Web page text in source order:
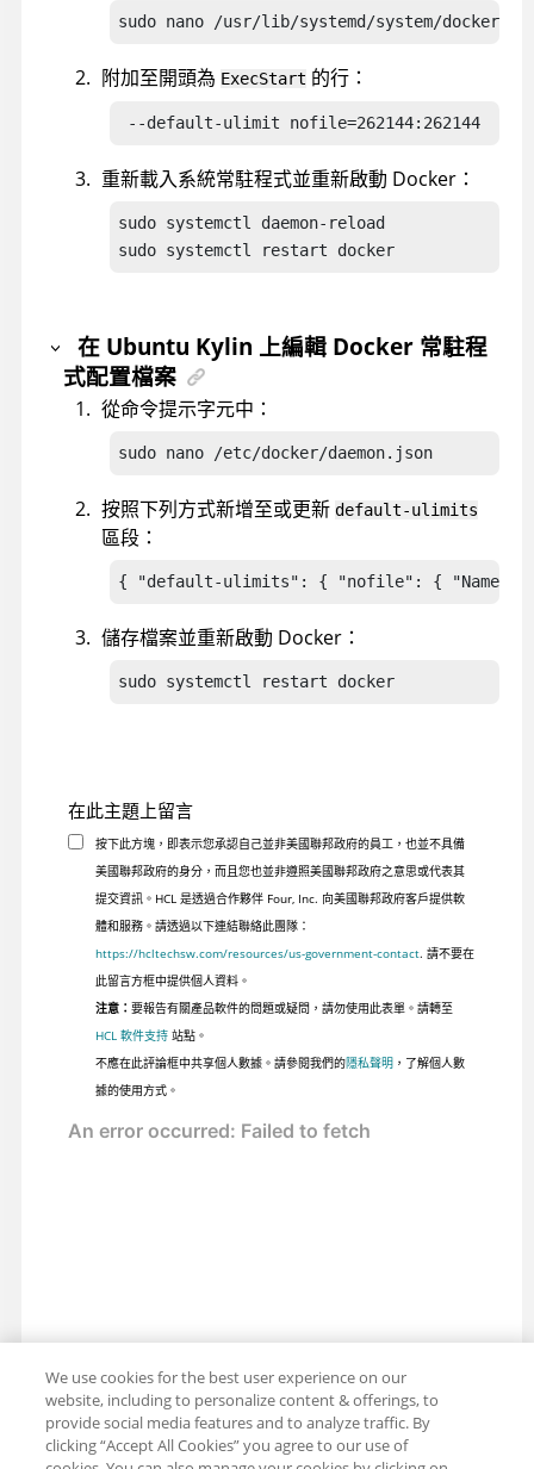
sudo nano /usr/lib/systemd/system/
附加至開頭為 ExecStart 的行：
--default-ulimit nofile=262144:262144
重新載入系統常駐程式並重新啟動 Docker：
sudo systemctl daemon-reload
sudo systemctl restart docker
在 Ubuntu Kylin 上編輯 Docker 常駐程
式配置檔案
從命令提示字元中：
sudo nano /etc/docker/daemon.json
按照下列方式新增至或更新 default-ulimits
區段：
{ "default-ulimits": { "nofile": { "Name:
儲存檔案並重新啟動 Docker：
sudo systemctl restart docker
在此主題上留言
按下此方塊，即表示您承認自己並非美國聯邦政府的員工，也並不具備
美國聯邦政府的身分，而且您也並非遵照美國聯邦政府之意思或代表其
提交資訊。HCL 是透過合作夥伴 Four, Inc. 向美國聯邦政府客戶提供軟
體和服務。請透過以下連結聯絡此團隊：
https://hcltechsw.com/resources/us-government-contact. 請不要在
此留言方框中提供個人資料。
注意： 要報告有關產品軟件的問題或疑問，請勿使用此表單。請轉至
HCL 軟件支持站點。
不應在此評論框中共享個人數據。請參閱我們的隱私聲明，了解個人數
據的使用方式。
We use cookies for the best user experience on our
website, including to personalize content & offerings, to
provide social media features and to analyze traffic. By
clicking “Accept All Cookies” you agree to our use of